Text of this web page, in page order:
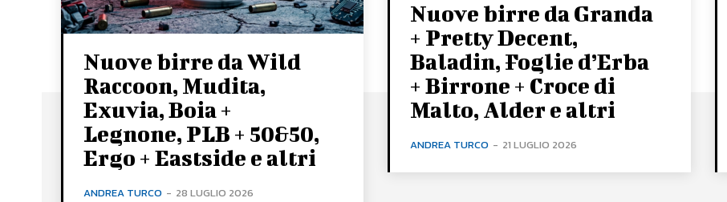
Nuove birre da Wild
Raccoon, Mudita,
Exuvia, Boia +
Legnone, PLB + 50&50,
Ergo + Eastside e altri
ANDREA TURCO - 28 LUGLIO 2026
Nuove birre da Granda
+ Pretty Decent,
Baladin, Foglie d’Erba
+ Birrone + Croce di
Malto, Alder e altri
ANDREA TURCO - 21 LUGLIO 2026